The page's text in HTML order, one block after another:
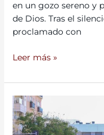
en un gozo sereno y
de Dios. Tras el
proclamado con
Leer más »
Galería
de
fotos